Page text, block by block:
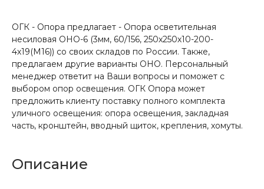
ОГК - Опора предлагает - Опора осветительная
несиловая ОНО-6 (3мм, 60/156, 250х250х10-200-
4х19(М16)) со своих складов по России. Также,
предлагаем другие варианты ОНО. Персональный
менеджер ответит на Ваши вопросы и поможет с
выбором опор освещения. ОГК Опора может
предложить клиенту поставку полного комплекта
уличного освещения: опора освещения, закладная
часть, кронштейн, вводный щиток, крепления, хомуты.
Описание